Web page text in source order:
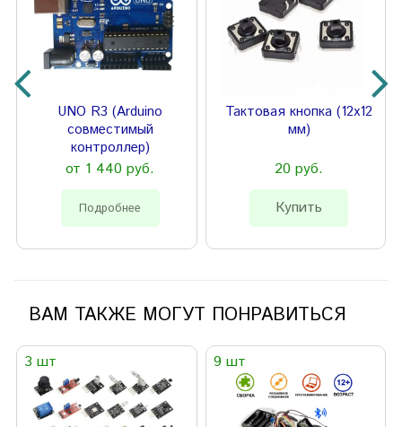
UNO R3 (Arduino
совместимый
контроллер)
от 1 440 руб.
Подробнее
Тактовая кнопка (12х12
мм)
20 руб.
Купить
ВАМ ТАКЖЕ МОГУТ ПОНРАВИТЬСЯ
3 шт 9 шт